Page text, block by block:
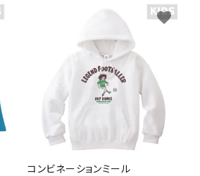
コンビネーションミール
favorite